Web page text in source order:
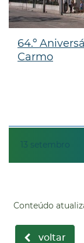
13 setembro
64.º
Carmo
Conteúdo
voltar